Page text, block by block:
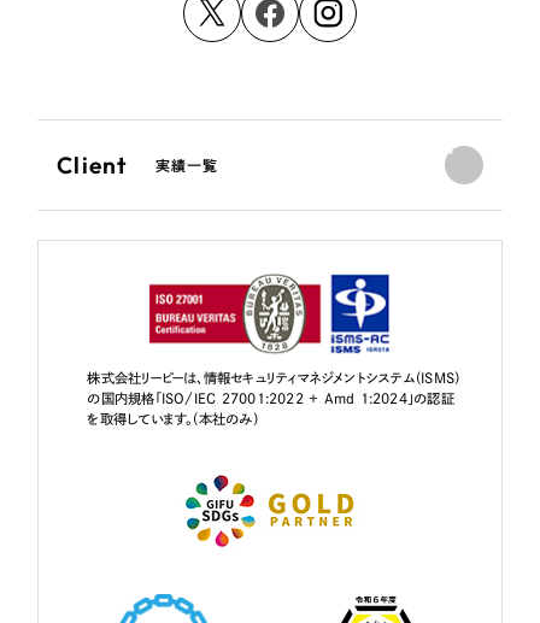
Client 実績一覧
株式会社リーピーは、情報セキュリティマネジメントシステム（ISMS）
の国内規格「ISO/IEC 27001:2022 + Amd 1:2024」の認証
を取得しています。（本社のみ）